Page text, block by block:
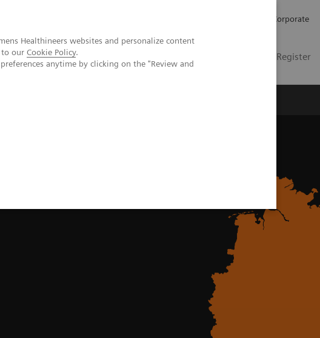
Healthineers websites and personalize content
to our Cookie Policy.
anytime by clicking on the "Review and
Corporate
Login / Register